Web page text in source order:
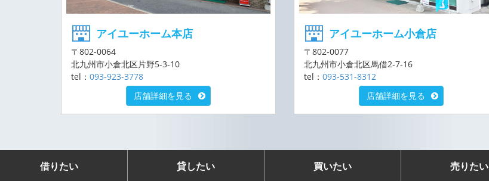
アイユーホーム本店
〒802-0064
北九州市小倉北区片野5-3-10
tel： 093-923-3778
店舗詳細を見る
アイユーホーム小倉店
〒802-0077
北九州市小倉北区馬借2-7-16
tel： 093-531-8312
店舗詳細を見る
借りたい 貸したい 買いたい 売りたい